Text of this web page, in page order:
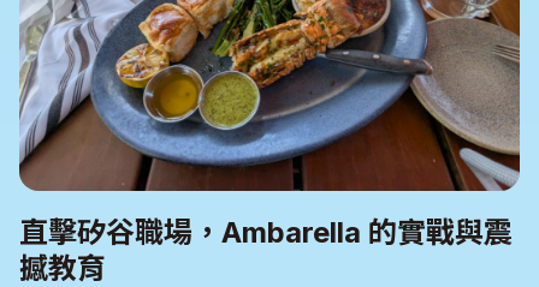
直擊矽谷職場，Ambarella 的實戰與震
撼教育